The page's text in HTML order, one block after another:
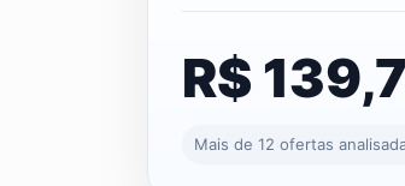
R$
Mais de 12 ofertas